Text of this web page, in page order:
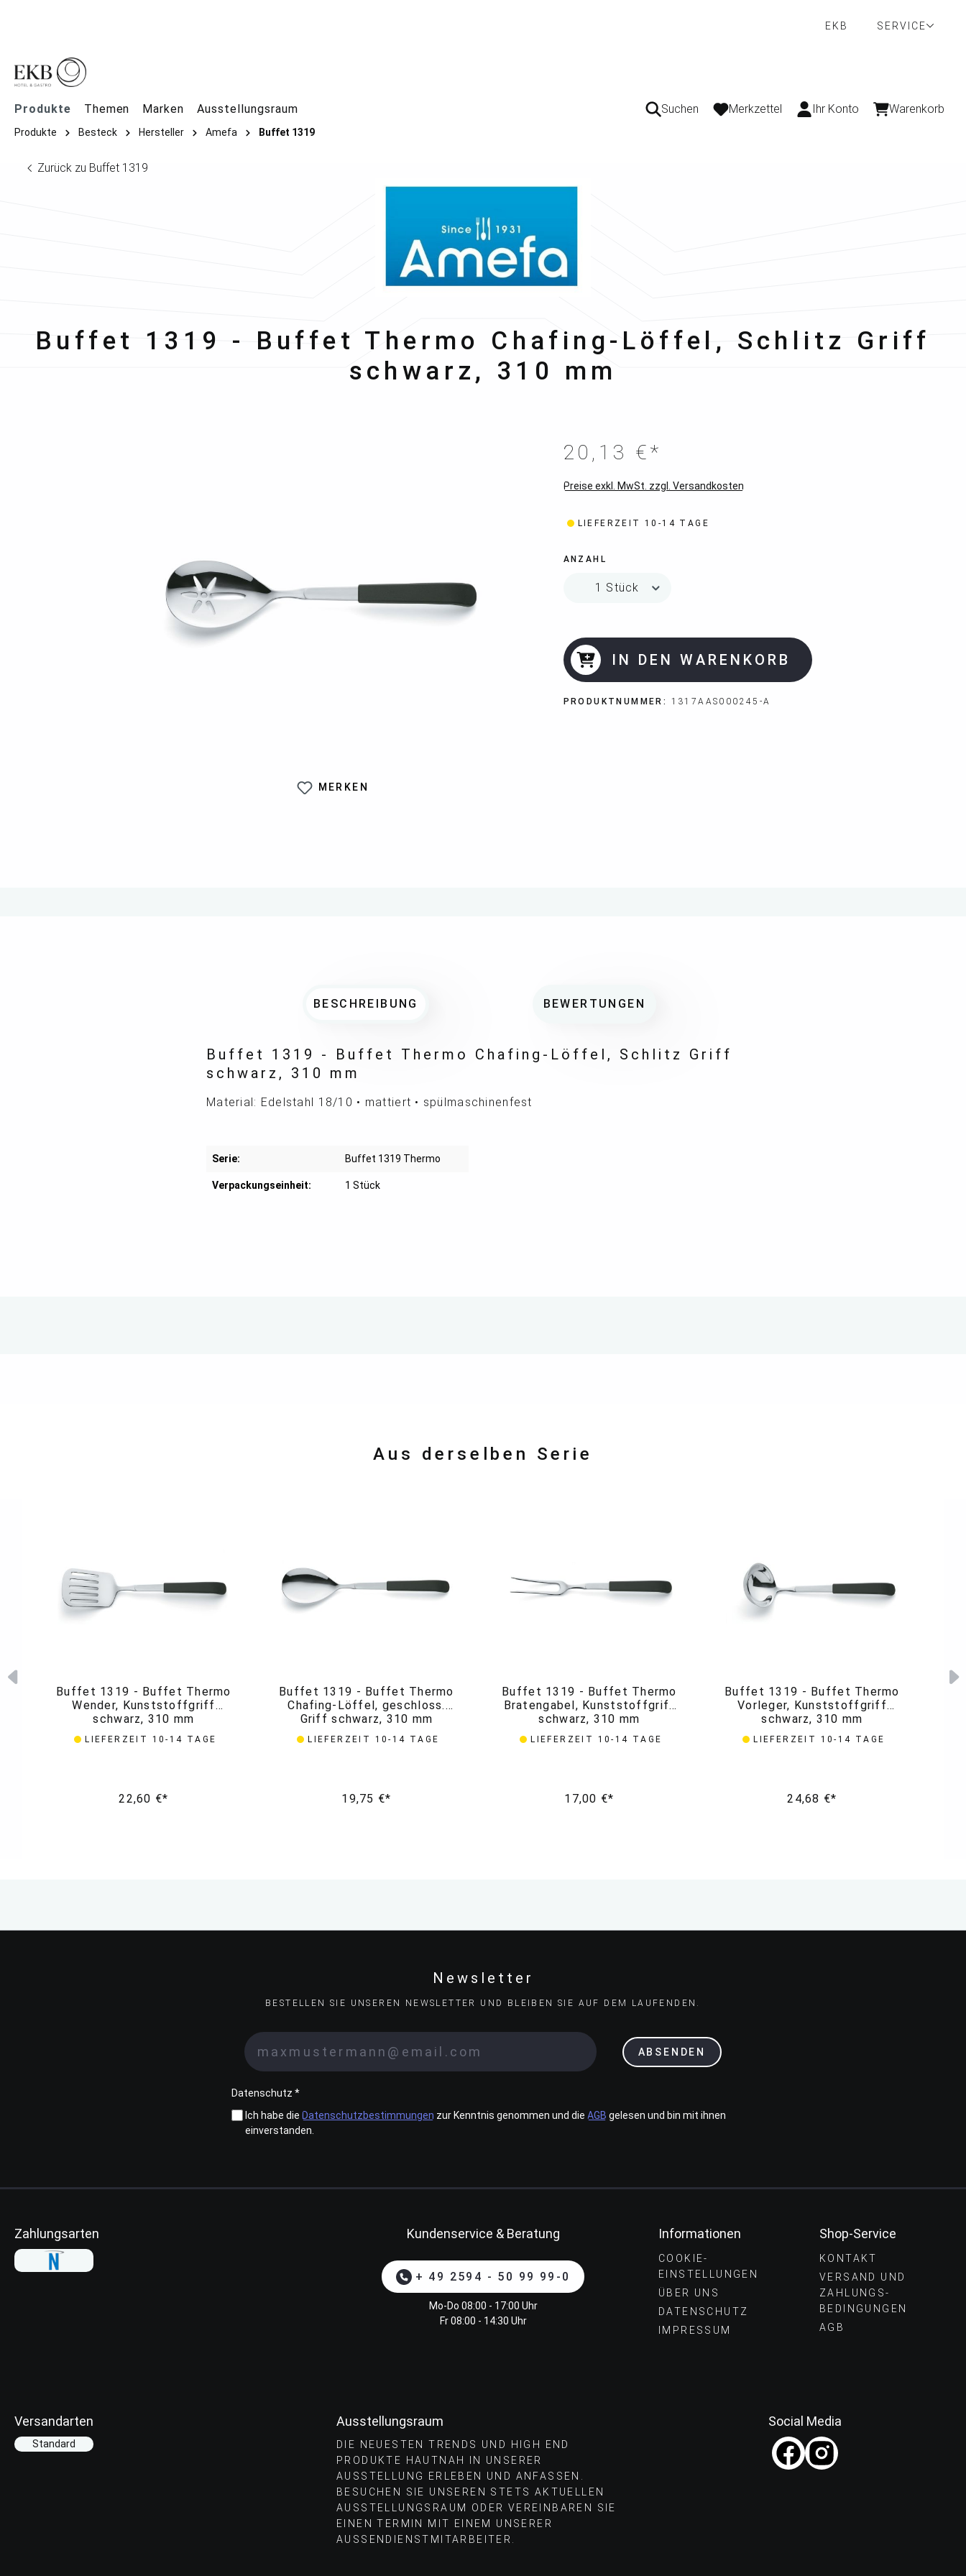
EKB
SERVICE
Produkte Themen Marken Ausstellungsraum Suchen Merkzettel Ihr Konto Warenkorb
Produkte Besteck Hersteller Amefa Buffet 1319
Zurück zu Buffet 1319
Amefa
Buffet 1319 - Buffet Thermo Chafing-Löffel, Schlitz Griff
schwarz, 310 mm
MERKEN
20,13 €*
Preise exkl. MwSt. zzgl. Versandkosten
LIEFERZEIT 10-14 TAGE
ANZAHL
IN DEN WARENKORB
PRODUKTNUMMER: 1317AAS000245-A
BESCHREIBUNG BEWERTUNGEN
Buffet 1319 - Buffet Thermo Chafing-Löffel, Schlitz Griff
schwarz, 310 mm
Material: Edelstahl 18/10 • mattiert • spülmaschinenfest
Serie: Buffet 1319 Thermo
Verpackungseinheit: 1 Stück
Aus derselben Serie
Buffet 1319 - Buffet Thermo
Wender, Kunststoffgriff
schwarz, 310 mm
LIEFERZEIT 10-14 TAGE
22,60 €*
Buffet 1319 - Buffet Thermo
Chafing-Löffel, geschloss.
Griff schwarz, 310 mm
LIEFERZEIT 10-14 TAGE
19,75 €*
Buffet 1319 - Buffet Thermo
Bratengabel, Kunststoffgriff
schwarz, 310 mm
LIEFERZEIT 10-14 TAGE
17,00 €*
Buffet 1319 - Buffet Thermo
Vorleger, Kunststoffgriff
schwarz, 310 mm
LIEFERZEIT 10-14 TAGE
24,68 €*
Newsletter
BESTELLEN SIE UNSEREN NEWSLETTER UND BLEIBEN SIE AUF DEM LAUFENDEN.
ABSENDEN
Datenschutz *
Ich habe die Datenschutzbestimmungen zur Kenntnis genommen und die AGB gelesen und bin mit ihnen
einverstanden.
Zahlungsarten Kundenservice & Beratung
+ 49 2594 - 50 99 99-0
Mo-Do 08:00 - 17:00 Uhr
Fr 08:00 - 14:30 Uhr
Informationen
COOKIE-
EINSTELLUNGEN
ÜBER UNS
DATENSCHUTZ
IMPRESSUM
Shop-Service
KONTAKT
VERSAND UND
ZAHLUNGS­
BEDINGUNGEN
AGB
Versandarten
Standard
Ausstellungsraum
DIE NEUESTEN TRENDS UND HIGH END
PRODUKTE HAUTNAH IN UNSERER
AUSSTELLUNG ERLEBEN UND ANFASSEN.
BESUCHEN SIE UNSEREN STETS AKTUELLEN
AUSSTELLUNGSRAUM ODER VEREINBAREN SIE
EINEN TERMIN MIT EINEM UNSERER
AUSSENDIENSTMITARBEITER.
Social Media